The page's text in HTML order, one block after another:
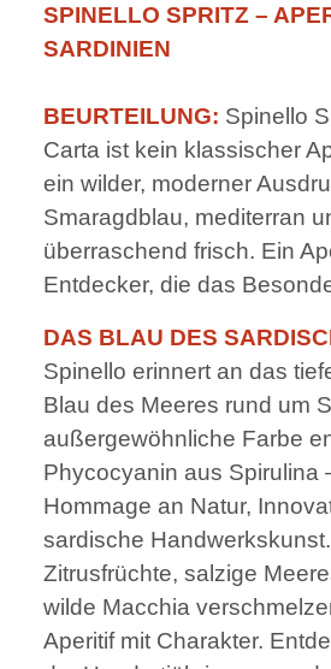
SPINELLO SPRITZ –
SARDINIEN
BEURTEILUNG: Spinello
Carta ist kein klassischer
ein wilder, moderner
Smaragdblau, mediterran
überraschend frisch. Ein
Entdecker, die das
DAS BLAU DES
Spinello erinnert an das
Blau des Meeres rund um
außergewöhnliche Farbe
Phycocyanin aus Spirulina
Hommage an Natur,
sardische
Zitrusfrüchte, salzige
wilde Macchia
Aperitif mit Charakter.